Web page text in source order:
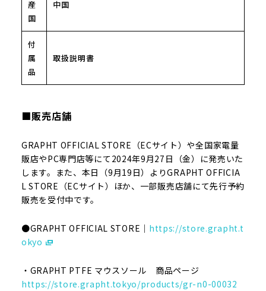
産
国
中国
付
属
品
取扱説明書
■販売店舗
GRAPHT OFFICIAL STORE（ECサイト）や全国家電量
販店やPC専門店等にて2024年9月27日（金）に発売いた
します。また、本日（9月19日）よりGRAPHT OFFICIA
L STORE（ECサイト）ほか、一部販売店舗にて先行予約
販売を受付中です。
●GRAPHT OFFICIAL STORE｜ https://store.grapht.t
okyo
・GRAPHT PTFE マウスソール 商品ページ
https://store.grapht.tokyo/products/gr-n0-00032